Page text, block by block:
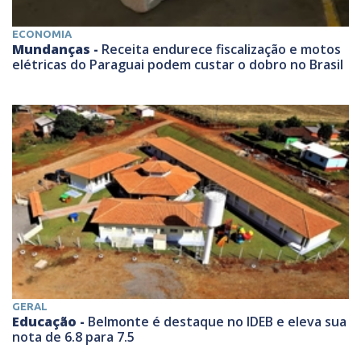
ECONOMIA
Mundanças - Receita endurece fiscalização e motos
elétricas do Paraguai podem custar o dobro no Brasil
GERAL
Educação - Belmonte é destaque no IDEB e eleva sua
nota de 6.8 para 7.5